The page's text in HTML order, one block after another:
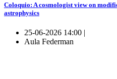
Coloquio: A cosmologist view on
astrophysics
25-06-2026 14:00 |
Aula Federman